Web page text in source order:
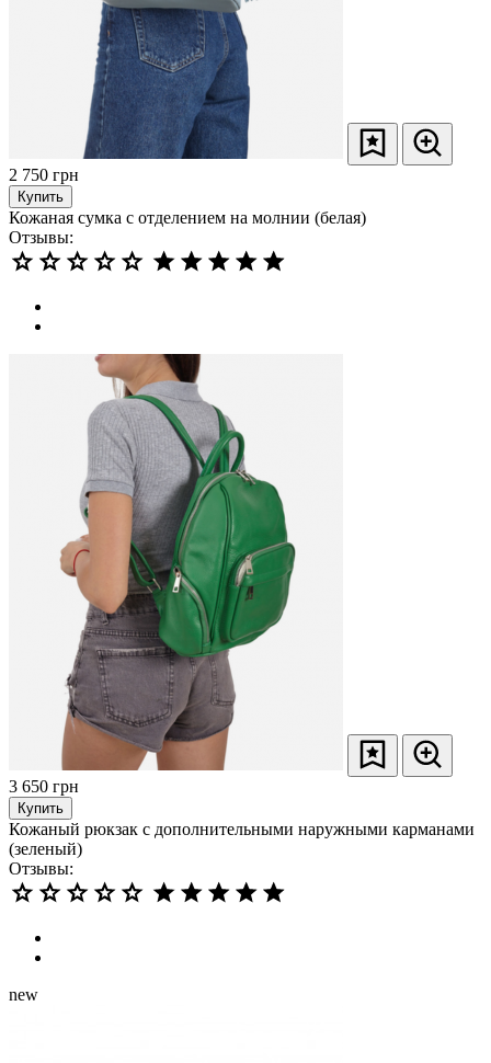
2 750 грн
Купить
Кожаная сумка с отделением на молнии (белая)
Отзывы:
3 650 грн
Купить
Кожаный рюкзак с дополнительными наружными карманами
(зеленый)
Отзывы:
new